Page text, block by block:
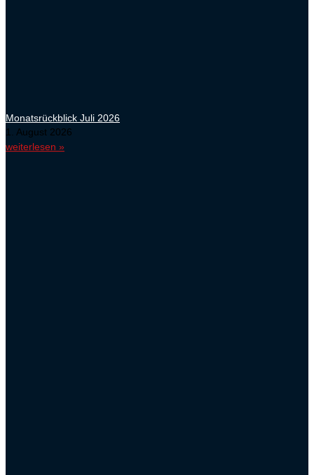
Monatsrückblick Juli 2026
1. August 2026
weiterlesen »